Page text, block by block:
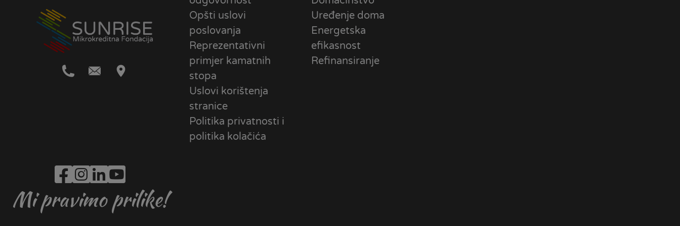
Opšti uslovi
poslovanja
Reprezentativni
primjer kamatnih
stopa
Uslovi korištenja
stranice
Politika privatnosti i
politika kolačića
Uređenje doma
Energetska
efikasnost
Refinansiranje
Mi pravimo prilike!